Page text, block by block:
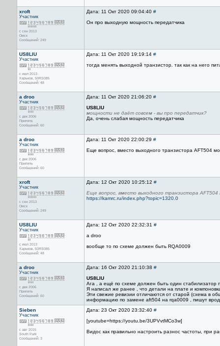
xroft
Участник
с сен 2013
Омск
Сообщений: 249
Дата: 11 Окт 2020 09:04:40 #
Он про выходную мощность передатчика
US8LIU
Участник
с июл 2013
Харьков, 50RS085
Сообщений: 48
Дата: 11 Окт 2020 19:19:14 #
тогда менять выходной транзистор. так как на него
a droo
Участник
с дек 2006
Припять
Сообщений: 60
Дата: 11 Окт 2020 21:06:20 #
US8LIU
мощности не даёт совсем - вы про передатчик?
Да, очень слабая мощность передатчика
a droo
Участник
с дек 2006
Припять
Сообщений: 60
Дата: 11 Окт 2020 22:00:29 #
Еще вопрос, вместо выходного транзистора AFT504
xroft
Участник
с сен 2013
Омск
Сообщений: 249
Дата: 12 Окт 2020 10:25:12 #
Еще вопрос, вместо выходного транзистора
https://kamrc.ru/index.php?topic=1320.0
US8LIU
Участник
с июл 2013
Харьков, 50RS085
Сообщений: 48
Дата: 12 Окт 2020 22:32:31 #
a droo
вообще то по схеме должен быть RQA0009
a droo
Участник
с дек 2006
Припять
Сообщений: 60
Дата: 16 Окт 2020 21:10:38 #
US8LIU
Ага , а ещё по схеме должен быть один стабилизатор
Я написал же ранее , что детали на плате и
Эти свежие ревизии отличаются от старой (схема в
информацию по замене aft504 на rqa0009 , пишут
Sieben
Участник
с авг 2015
South Park
Сообщений: 3
Дата: 23 Окт 2020 23:32:40 #
[youtube=https://youtu.be/3UPVvtMCo3w]
Видос как правильно настроить разнос частоты, при